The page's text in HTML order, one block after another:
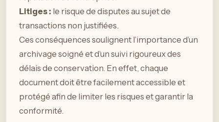
Litiges : le risque de disputes au sujet de
transactions non justifiées.
Ces conséquences soulignent l’importance d’un
archivage soigné et d’un suivi rigoureux des
délais de conservation. En effet, chaque
document doit être facilement accessible et
protégé afin de limiter les risques et garantir la
conformité.